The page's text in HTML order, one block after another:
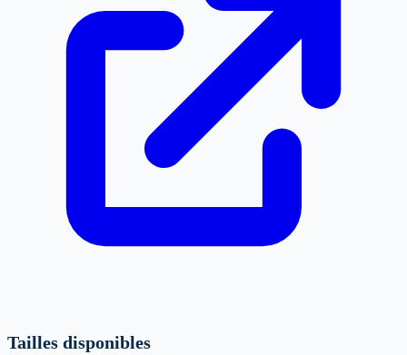
Tailles disponibles